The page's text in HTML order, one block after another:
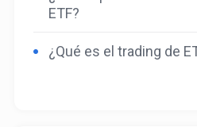
ETF?
¿Qué es el trading de